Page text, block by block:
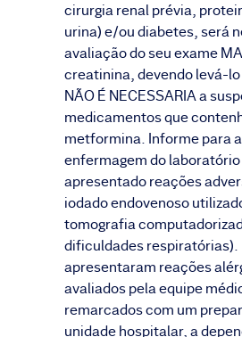
cirurgia renal prévia,
urina) e/ou diabetes, será
avaliação do seu exame
creatinina, devendo levá-lo
NÃO É NECESSARIA a
medicamentos que
metformina. Informe para
enfermagem do
apresentado reações
iodado endovenoso
tomografia
dificuldades respiratórias).
apresentaram reações
avaliados pela equipe
remarcados com um
unidade hospitalar, a